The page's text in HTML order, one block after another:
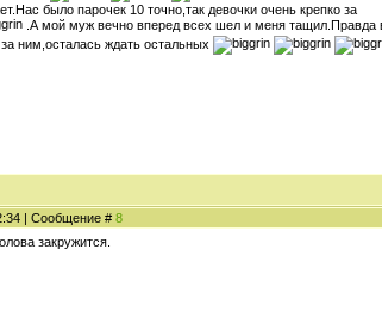
было парочек 10 точно,так девочки очень крепко за
.А мой муж вечно вперед всех шел и меня тащил.Правда
ним,осталась ждать остальных
| Сообщение # 8
закружится.